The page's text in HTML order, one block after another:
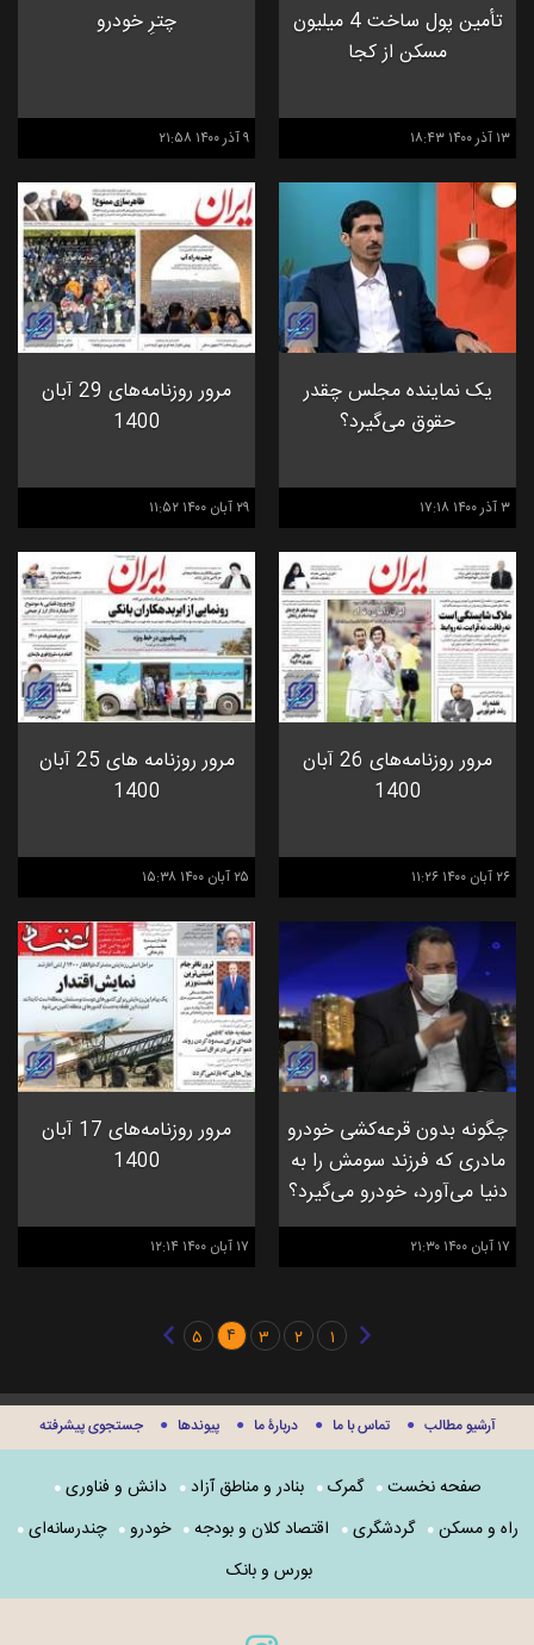
تأمین پول ساخت 4 میلیون
مسکن از کجا
۱۳ آذر ۱۴۰۰ ۱۸:۴۳
چترِ خودرو
۹ آذر ۱۴۰۰ ۲۱:۵۸
یک نماینده مجلس چقدر
حقوق می‌گیرد؟
۳ آذر ۱۴۰۰ ۱۷:۱۸
مرور روزنامه‌های 29 آبان
1400
۲۹ آبان ۱۴۰۰ ۱۱:۵۲
مرور روزنامه‌های 26 آبان
1400
۲۶ آبان ۱۴۰۰ ۱۱:۲۶
مرور روزنامه های 25 آبان
1400
۲۵ آبان ۱۴۰۰ ۱۵:۳۸
چگونه بدون قرعه‌کشی خودرو
مادری که فرزند سومش را به
دنیا می‌آورد، خودرو می‌گیرد؟
۱۷ آبان ۱۴۰۰ ۲۱:۳۰
مرور روزنامه‌های 17 آبان
1400
۱۷ آبان ۱۴۰۰ ۱۲:۱۴
۱ ۲ ۳ ۴ ۵
آرشیو مطالب تماس با ما دربارۀ ما پيوندها جستجوی پيشرفته
صفحه نخست گمرک بنادر و مناطق آزاد
دانش و فناوری
راه و مسکن
گردشگری اقتصاد کلان و بودجه خودرو
چندرسانه‌ای
بورس و بانک